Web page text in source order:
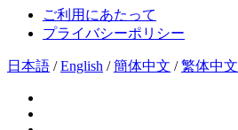
ご利用にあたって
プライバシーポリシー
日本語 /English /簡体中文 /繁体中文